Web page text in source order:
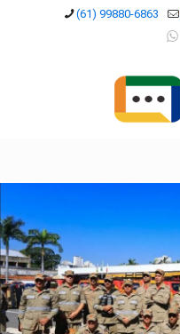
(61) 99880-6863